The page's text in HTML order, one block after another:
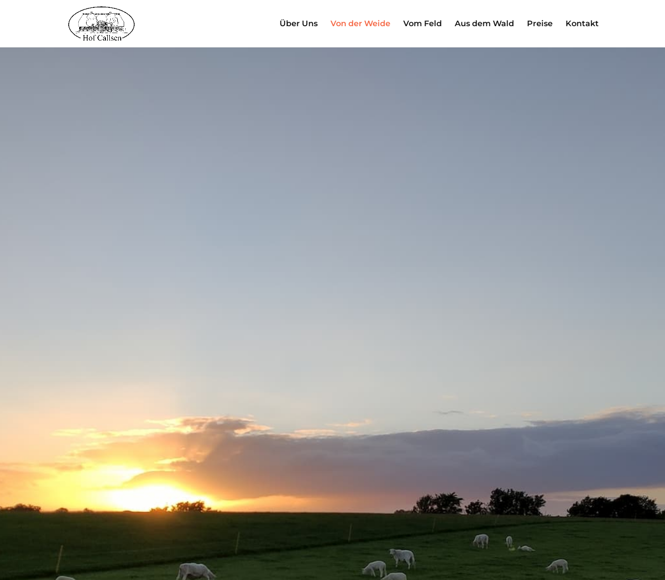
Über Uns Von der Weide Vom Feld Aus dem Wald Preise Kontakt